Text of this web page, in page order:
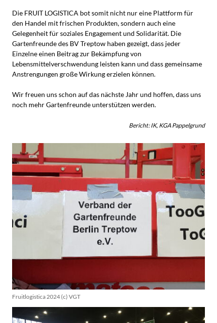
Die FRUIT LOGISTICA bot somit nicht nur eine Plattform für
den Handel mit frischen Produkten, sondern auch eine
Gelegenheit für soziales Engagement und Solidarität. Die
Gartenfreunde des BV Treptow haben gezeigt, dass jeder
Einzelne einen Beitrag zur Bekämpfung von
Lebensmittelverschwendung leisten kann und dass gemeinsame
Anstrengungen große Wirkung erzielen können.
Wir freuen uns schon auf das nächste Jahr und hoffen, dass uns
noch mehr Gartenfreunde unterstützen werden.
Bericht: IK, KGA Pappelgrund
Fruitlogistica 2024 (c) VGT